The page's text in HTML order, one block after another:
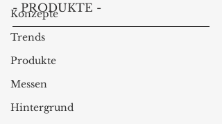
Konzepte
Trends
Produkte
Messen
Hintergrund
- PRODUKTE -